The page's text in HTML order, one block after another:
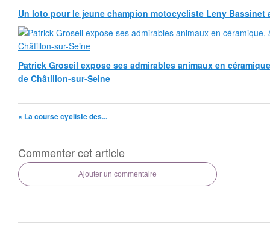
Un loto pour le jeune champion motocycliste Leny Bassinet
Patrick Groseil expose ses admirables animaux en
de Châtillon-sur-Seine
« La course cycliste des...
Commenter cet article
Ajouter un commentaire